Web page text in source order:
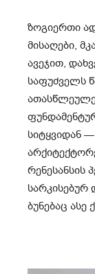
ზოგიერთი
მისაღები,
ავეჯით,
საფუძველს
სიტყვიდან —
რენესანსის
სარკისებურ
ბუნებაც